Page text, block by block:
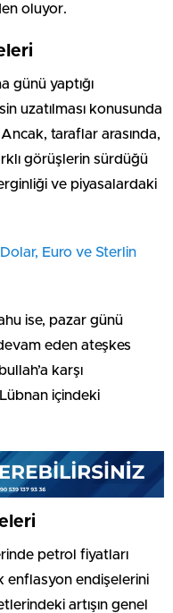
oluyor.
günü yaptığı
uzatılması konusunda
taraflar arasında,
görüşlerin sürdüğü
ve piyasalardaki
Euro ve Sterlin
ise, pazar günü
eden ateşkes
karşı
içindeki
petrol fiyatları
enflasyon endişelerini
artışın genel